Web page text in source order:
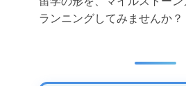
ランニングしてみませんか？